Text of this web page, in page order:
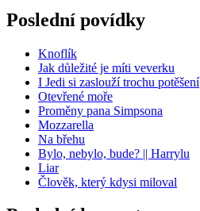
Poslední povídky
Knoflík
Jak důležité je míti veverku
I Jedi si zaslouží trochu potěšení
Otevřené moře
Proměny pana Simpsona
Mozzarella
Na břehu
Bylo, nebylo, bude? || Harrylu
Liar
Člověk, který kdysi miloval